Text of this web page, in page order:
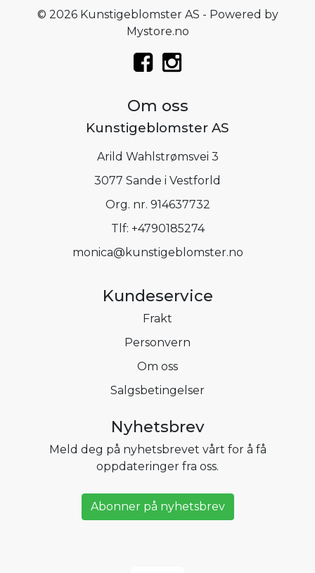
© 2026 Kunstigeblomster AS - Powered by
Mystore.no
Om oss
Kunstigeblomster AS
Arild Wahlstrømsvei 3
3077 Sande i Vestforld
Org. nr. 914637732
Tlf: +4790185274
monica@kunstigeblomster.no
Kundeservice
Frakt
Personvern
Om oss
Salgsbetingelser
Nyhetsbrev
Meld deg på nyhetsbrevet vårt for å få
oppdateringer fra oss.
Abonner på nyhetsbrev